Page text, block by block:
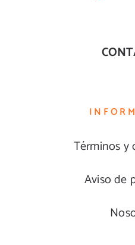
Términos y
Aviso de